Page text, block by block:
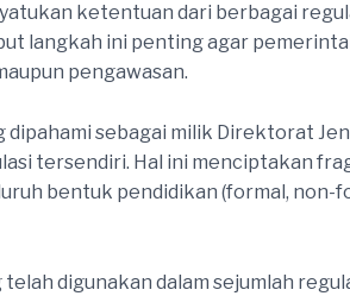
ketentuan dari berbagai
langkah ini penting agar
pengawasan.
sebagai milik Direktorat
tersendiri. Hal ini menciptakan
bentuk pendidikan (formal, non-
digunakan dalam sejumlah